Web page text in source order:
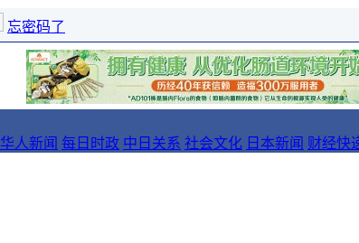
忘密码了
华人新闻 每日时政 中日关系 社会文化 日本新闻 财经快